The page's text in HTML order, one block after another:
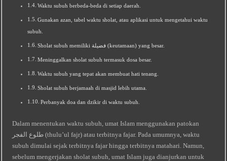
Waktu subuh berbeda-beda di setiap daerah.
Gunakan azan, tabel waktu sholat, atau aplikasi untuk mengetahui waktu
subuh.
Sholat subuh memiliki فضيلة (keutamaan) yang besar.
Meninggalkan sholat subuh termasuk dosa besar.
Waktu subuh yang tepat akan membuat hati tenang.
Sholat subuh berjamaah di masjid lebih utama.
Perbanyak doa dan dzikir di waktu subuh.
Dalam menentukan waktu subuh, umat Islam menggunakan patokan
طلوع الفجر (thulu’ul fajr) atau terbitnya fajar. Pada umumnya, waktu
subuh dimulai sejak terbitnya fajar hingga terbitnya matahari. Namun,
sebelum mengerjakan sholat subuh, umat Islam juga dianjurkan untuk